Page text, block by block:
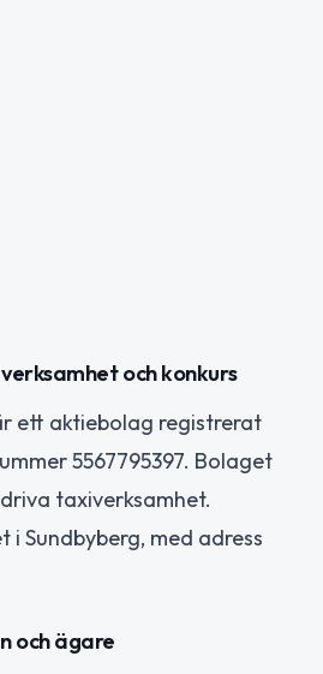
och konkurs
ett aktiebolag registrerat
5567795397. Bolaget
taxiverksamhet.
Sundbyberg, med adress
och ägare